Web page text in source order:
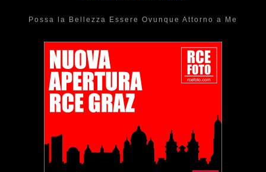
Possa la Bellezza Essere Ovunque Attorno a Me